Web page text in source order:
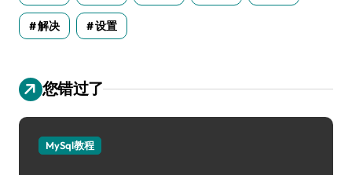
解决 设置
您错过了
MySql教程